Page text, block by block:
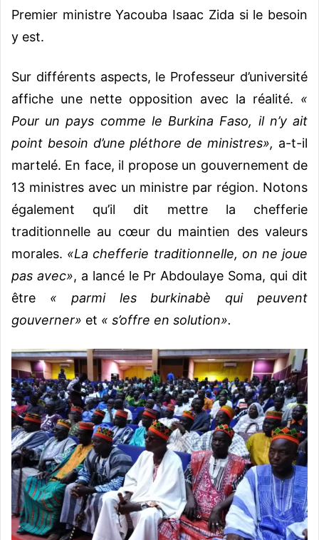
Premier ministre Yacouba Isaac Zida si le besoin
y est.
Sur différents aspects, le Professeur d’université
affiche une nette opposition avec la réalité. «
Pour un pays comme le Burkina Faso, il n’y ait
point besoin d’une pléthore de ministres», a-t-il
martelé. En face, il propose un gouvernement de
13 ministres avec un ministre par région. Notons
également qu’il dit mettre la chefferie
traditionnelle au cœur du maintien des valeurs
morales. «La chefferie traditionnelle, on ne joue
pas avec», a lancé le Pr Abdoulaye Soma, qui dit
être « parmi les burkinabè qui peuvent
gouverner» et « s’offre en solution».